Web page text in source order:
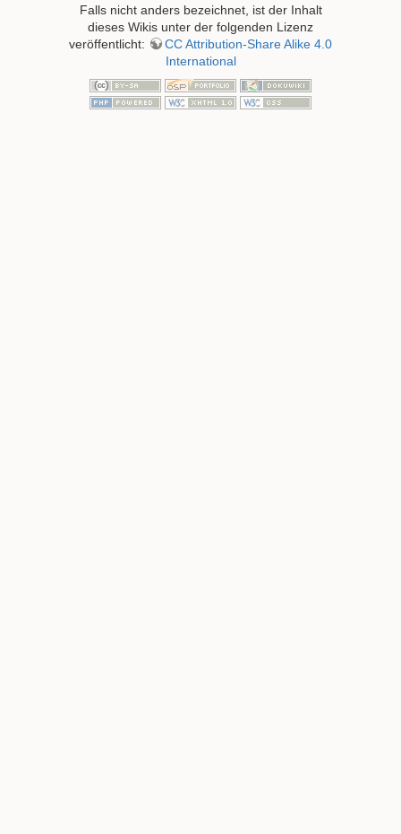
Falls nicht anders bezeichnet, ist der Inhalt
dieses Wikis unter der folgenden Lizenz
veröffentlicht:
CC Attribution-Share Alike 4.0
International